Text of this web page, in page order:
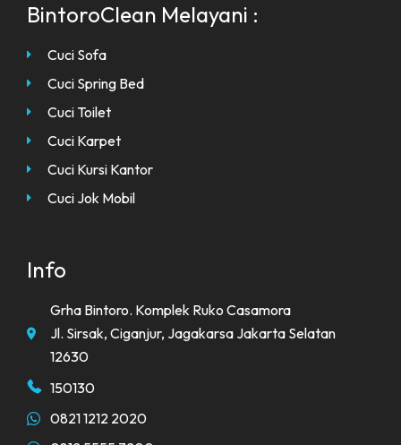
BintoroClean Melayani :
Cuci Sofa
Cuci Spring Bed
Cuci Toilet
Cuci Karpet
Cuci Kursi Kantor
Cuci Jok Mobil
Info
Grha Bintoro. Komplek Ruko Casamora
Jl. Sirsak, Ciganjur, Jagakarsa Jakarta Selatan
12630
150130
0821 1212 2020